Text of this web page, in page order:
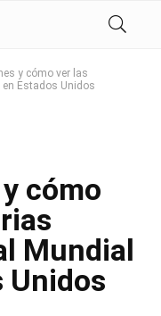
y cómo ver las
Estados Unidos
cómo
Mundial
Unidos